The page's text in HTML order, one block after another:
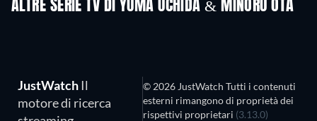
ALTRE SERIE TV DI YUMA UCHIDA & MINORU OTA
TV TV
JustWatch Il
motore di ricerca
© 2026 JustWatch Tutti i contenuti
esterni rimangono di proprietà dei
rispettivi proprietari (3.13.0)